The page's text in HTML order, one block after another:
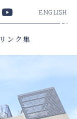
ENGLISH
リンク集